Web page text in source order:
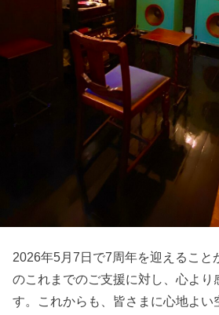
2026年5月7日で7周年を迎えること
のこれまでのご支援に対し、心より
す。これからも、皆さまに心地よい